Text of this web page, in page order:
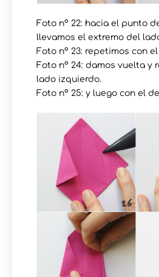
Foto nº 22: hacia el punto
llevamos el extremo del
Foto nº 23: repetimos con
Foto nº 24: damos vuelta y
lado izquierdo.
Foto nº 25: y luego con el